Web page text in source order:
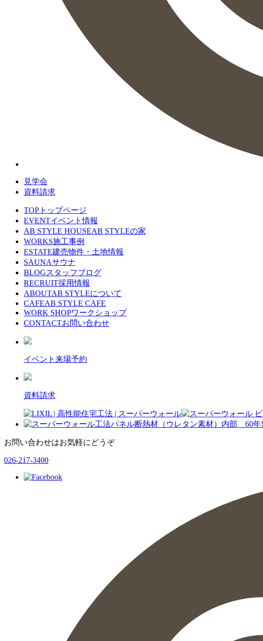
見学会
資料請求
TOP トップページ
EVENTイベント情報
AB STYLE HOUSEAB STYLEの家
WORKS施工事例
ESTATE建売物件・土地情報
SAUNAサウナ
BLOGスタッフブログ
RECRUIT採用情報
ABOUTAB STYLEについて
CAFEAB STYLE CAFE
WORK SHOPワークショップ
CONTACTお問い合わせ
イベント来場予約
資料請求
お問い合わせはお気軽にどうぞ
026-217-3400